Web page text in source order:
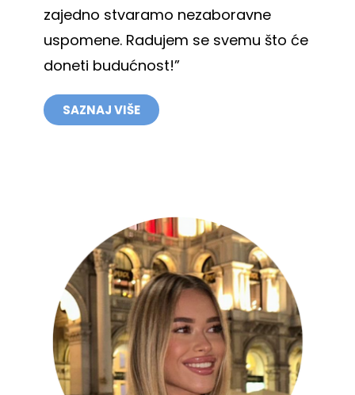
zajedno stvaramo nezaboravne
uspomene. Radujem se svemu što će
doneti budućnost!”
SAZNAJ VIŠE